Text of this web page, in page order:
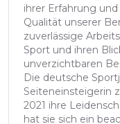
ihrer Erfahrung
Qualität unserer
zuverlässige
Sport und ihren
unverzichtbaren
Die deutsche
Seiteneinsteigerin
2021 ihre
hat sie sich ein